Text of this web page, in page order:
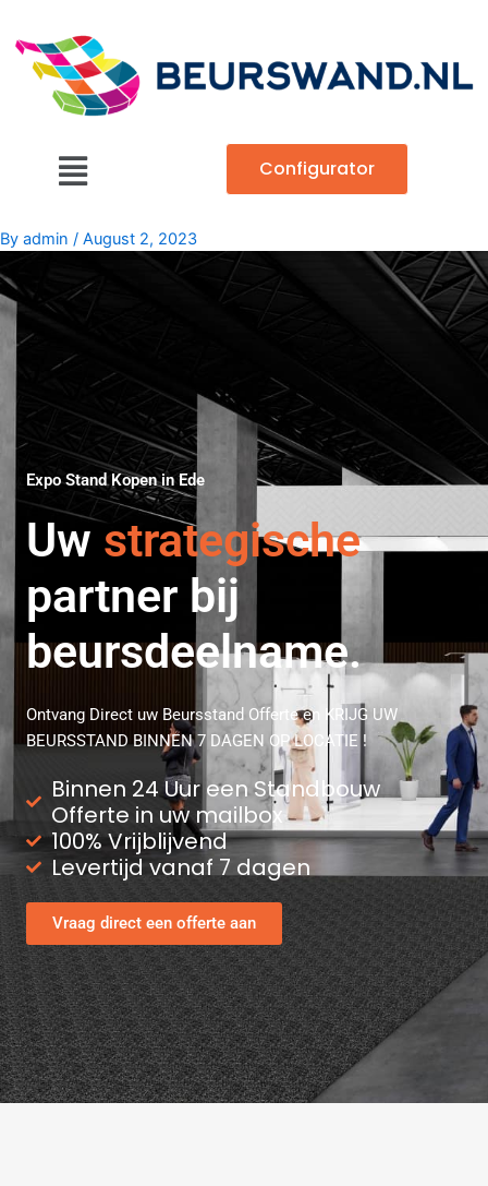
content
Main
Menu
Configurator
By admin / August 2, 2023
Expo Stand Kopen in Ede
Uw flexibele
partner bij
beursdeelname.
Ontvang Direct uw Beursstand Offerte en KRIJG UW
BEURSSTAND BINNEN 7 DAGEN OP LOCATIE !
Binnen 24 Uur een Standbouw
Offerte in uw mailbox
100% Vrijblijvend
Levertijd vanaf 7 dagen
Vraag direct een offerte aan